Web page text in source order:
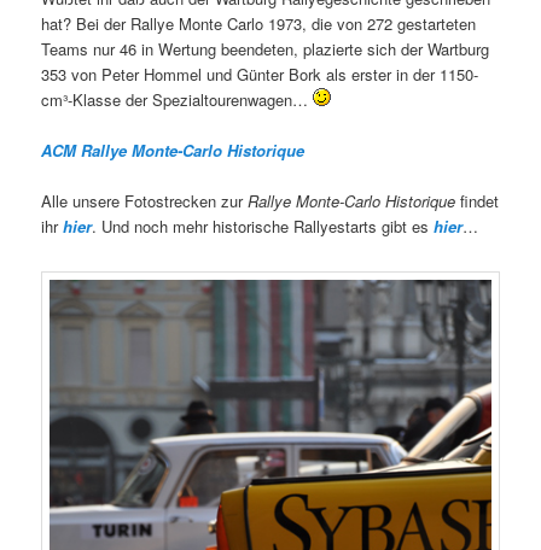
hat? Bei der Rallye Monte Carlo 1973, die von 272 gestarteten
Teams nur 46 in Wertung beendeten, plazierte sich der Wartburg
353 von Peter Hommel und Günter Bork als erster in der 1150-
cm³-Klasse der Spezialtourenwagen…
ACM Rallye Monte-Carlo Historique
Alle unsere Fotostrecken zurRallye Monte-Carlo Historiquefindet
ihrhier. Und noch mehr historische Rallyestarts gibt eshier…